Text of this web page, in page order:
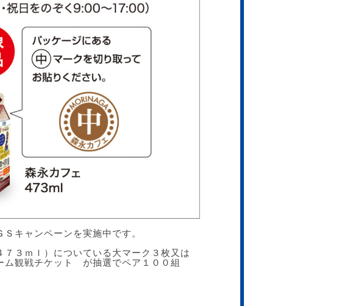
キャンペーンを実施中です。
３ｍｌ）についている大マーク３枚又は
ム観戦チケット が抽選でペア１００組